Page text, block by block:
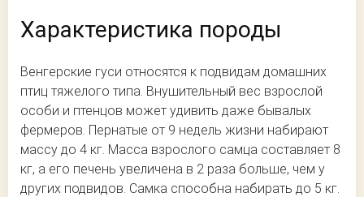
Характеристика породы
Венгерские гуси относятся к подвидам домашних
птиц тяжелого типа. Внушительный вес взрослой
особи и птенцов может удивить даже бывалых
фермеров. Пернатые от 9 недель жизни набирают
массу до 4 кг. Масса взрослого самца составляет 8
кг, а его печень увеличена в 2 раза больше, чем у
других подвидов. Самка способна набирать до 5 кг.